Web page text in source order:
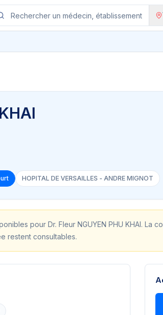
HOPITAL DE VERSAILLES - ANDRE MIGNOT
pour Dr. Fleur NGUYEN PHU KHAI. La
restent consultables.